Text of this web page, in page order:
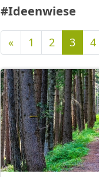
#Ideenwiese
«Vorherige
1 2 3 4